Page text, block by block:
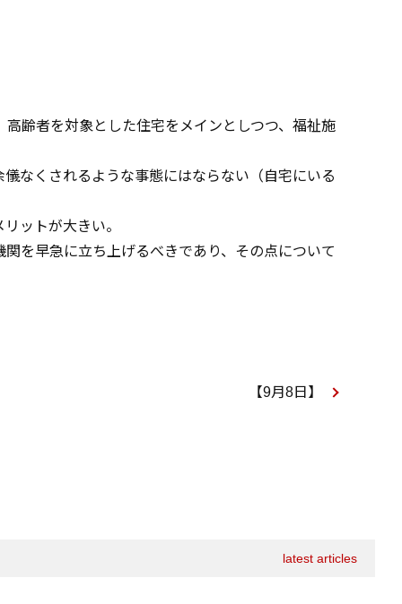
齢者を対象とした住宅をメインとしつつ、福祉施
なくされるような事態にはならない（自宅にいる
ットが大きい。
を早急に立ち上げるべきであり、その点について
【9月8日】
latest articles